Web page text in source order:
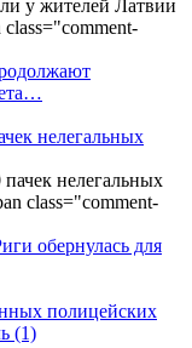
нелегальных
обернулась для
полицейских
(1)